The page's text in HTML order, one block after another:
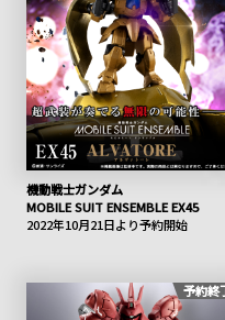
機動戦士ガンダム
MOBILE SUIT ENSEMBLE EX45
2022年10月21日より予約開始
予約終